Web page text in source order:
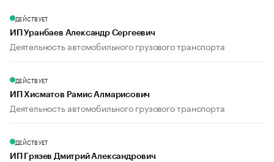
ДЕЙСТВУЕТ
ИП Уранбаев Александр Сергеевич
Деятельность автомобильного грузового транспорта
ДЕЙСТВУЕТ
ИП Хисматов Рамис Алмарисович
Деятельность автомобильного грузового транспорта
ДЕЙСТВУЕТ
ИП Грязев Дмитрий Александрович